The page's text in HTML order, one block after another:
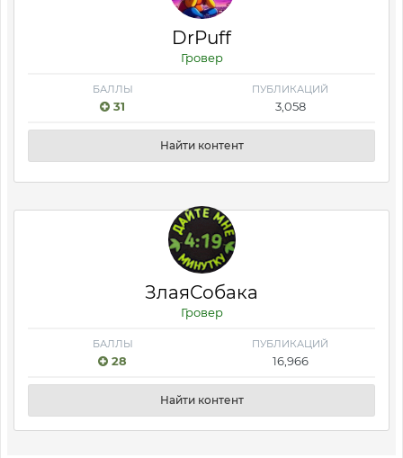
DrPuff
Гровер
БАЛЛЫ
31
ПУБЛИКАЦИЙ
3,058
Найти контент
ЗлаяСобака
Гровер
БАЛЛЫ
28
ПУБЛИКАЦИЙ
16,966
Найти контент